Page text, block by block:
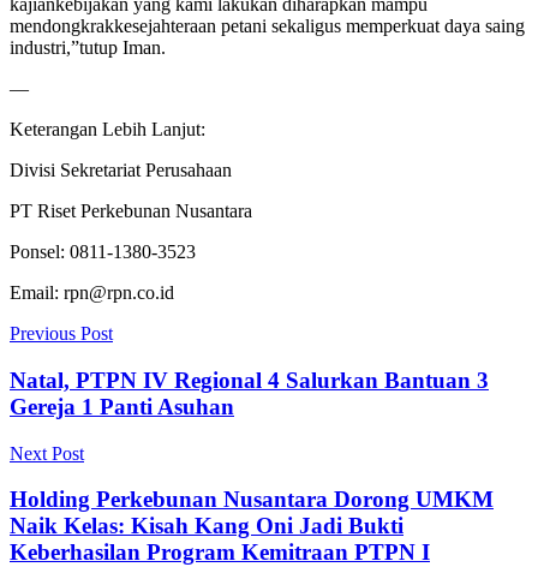
kajiankebijakan yang kami lakukan diharapkan mampu
mendongkrakkesejahteraan petani sekaligus memperkuat daya saing
industri,”tutup Iman.
—
Keterangan Lebih Lanjut:
Divisi Sekretariat Perusahaan
PT Riset Perkebunan Nusantara
Ponsel: 0811-1380-3523
Email: rpn@rpn.co.id
Previous Post
Natal, PTPN IV Regional 4 Salurkan Bantuan 3
Gereja 1 Panti Asuhan
Next Post
Holding Perkebunan Nusantara Dorong UMKM
Naik Kelas: Kisah Kang Oni Jadi Bukti
Keberhasilan Program Kemitraan PTPN I